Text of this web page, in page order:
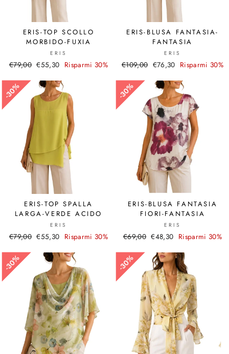
ERIS-TOP SCOLLO
MORBIDO-FUXIA
ERIS
Prezzo
listino
€79,00 Prezzo
€55,30 Risparmi 30%
ERIS-BLUSA FANTASIA-
FANTASIA
ERIS
Prezzo
listino
€109,00 Prezzo
€76,30 Risparmi 30%
30%
30%
ERIS-TOP SPALLA
LARGA-VERDE ACIDO
ERIS
Prezzo
listino
€79,00 Prezzo
€55,30 Risparmi 30%
30%
30%
ERIS-BLUSA FANTASIA
FIORI-FANTASIA
ERIS
Prezzo
listino
€69,00 Prezzo
€48,30 Risparmi 30%
30%
30% 30%
30%